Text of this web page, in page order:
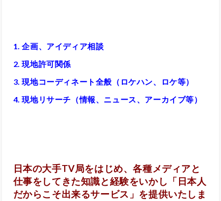
1. 企画、アイディア相談
2. 現地許可関係
3. 現地コーディネート全般（ロケハン、ロケ等）
4. 現地リサーチ（情報、ニュース、アーカイブ等）
日本の大手TV局をはじめ、各種メディアと
仕事をしてきた知識と経験をいかし「日本人
だからこそ出来るサービス」を提供いたしま